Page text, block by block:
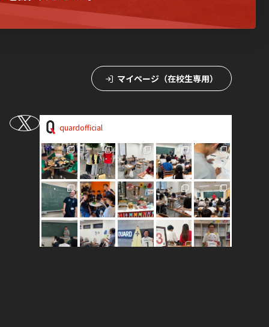
マイページ（在校生専用）
quardofficial